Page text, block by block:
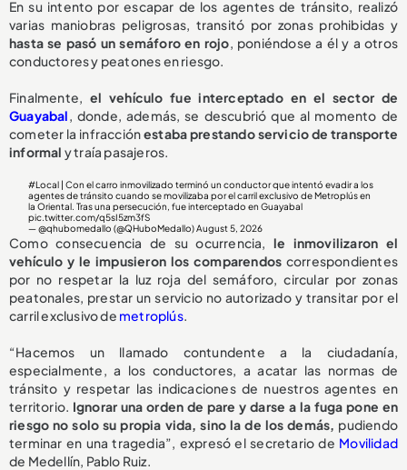
En su intento por escapar de los agentes de tránsito, realizó
varias maniobras peligrosas, transitó por zonas prohibidas y
hasta se pasó un semáforo en rojo, poniéndose a él y a otros
conductores y peatones en riesgo.
Finalmente, el vehículo fue interceptado en el sector de
Guayabal, donde, además, se descubrió que al momento de
cometer la infracciónestaba prestando servicio de transporte
informal y traía pasajeros.
#Local | Con el carro inmovilizado terminó un conductor que intentó evadir a los
agentes de tránsito cuando se movilizaba por el carril exclusivo de Metroplús en
la Oriental. Tras una persecución, fue interceptado en Guayabal
pic.twitter.com/q5sI5zm3fS
— @qhubomedallo (@QHuboMedallo)August 5, 2026
Como consecuencia de su ocurrencia, le inmovilizaron el
vehículo y le impusieron los comparendos correspondientes
por no respetar la luz roja del semáforo, circular por zonas
peatonales, prestar un servicio no autorizado y transitar por el
carril exclusivo de metroplús.
“Hacemos un llamado contundente a la ciudadanía,
especialmente, a los conductores, a acatar las normas de
tránsito y respetar las indicaciones de nuestros agentes en
territorio. Ignorar una orden de pare y darse a la fuga pone en
riesgo no solo su propia vida, sino la de los demás, pudiendo
terminar en una tragedia”, expresó el secretario de Movilidad
de Medellín, Pablo Ruiz.